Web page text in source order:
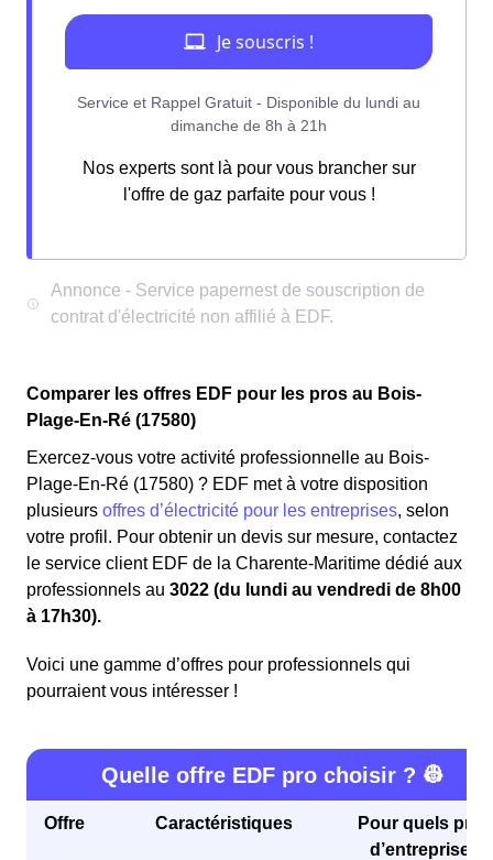
Nos experts sont là pour vous brancher sur
l'offre de gaz parfaite pour vous !
Comparer les offres EDF pour les pros au Bois-
Plage-En-Ré (17580)
Exercez-vous votre activité professionnelle au Bois-
Plage-En-Ré (17580) ? EDF met à votre disposition
plusieurs offres d’électricité pour les entreprises, selon
votre profil. Pour obtenir un devis sur mesure, contactez
le service client EDF de la Charente-Maritime dédié aux
professionnels au 3022 (du lundi au vendredi de 8h00
à 17h30).
Voici une gamme d’offres pour professionnels qui
pourraient vous intéresser !
Quelle offre EDF pro choisir ? 👷
Offre Caractéristiques
Pour quels
d’entreprises